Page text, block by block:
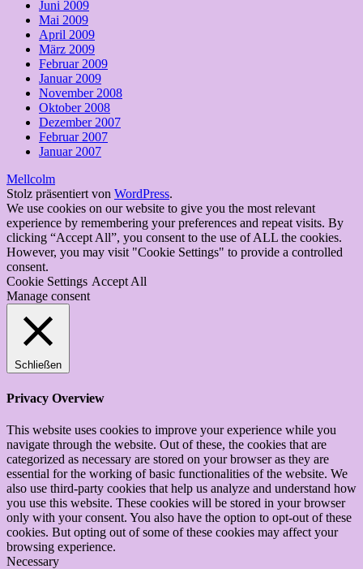
Juni 2009
Mai 2009
April 2009
März 2009
Februar 2009
Januar 2009
November 2008
Oktober 2008
Dezember 2007
Februar 2007
Januar 2007
Mellcolm
Stolz präsentiert von WordPress.
We use cookies on our website to give you the most relevant
experience by remembering your preferences and repeat visits. By
clicking “Accept All”, you consent to the use of ALL the cookies.
However, you may visit "Cookie Settings" to provide a controlled
consent.
Cookie Settings Accept All
Manage consent
Schließen
Privacy Overview
This website uses cookies to improve your experience while you
navigate through the website. Out of these, the cookies that are
categorized as necessary are stored on your browser as they are
essential for the working of basic functionalities of the website. We
also use third-party cookies that help us analyze and understand how
you use this website. These cookies will be stored in your browser
only with your consent. You also have the option to opt-out of these
cookies. But opting out of some of these cookies may affect your
browsing experience.
Necessary